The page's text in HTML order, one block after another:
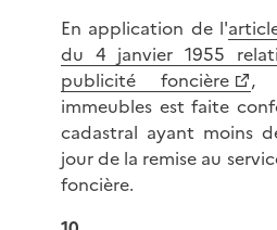
En application de l'
du 4 janvier 1955
publicité foncière
,
immeubles est faite
cadastral ayant moins
jour de la remise au
foncière.